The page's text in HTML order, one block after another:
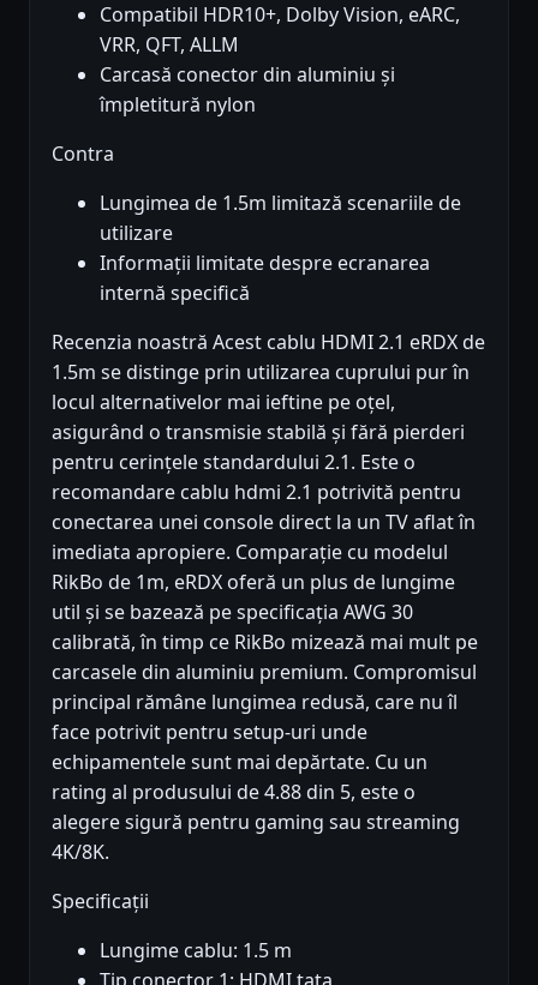
Compatibil HDR10+, Dolby Vision, eARC,
VRR, QFT, ALLM
Carcasă conector din aluminiu și
împletitură nylon
Contra
Lungimea de 1.5m limitază scenariile de
utilizare
Informații limitate despre ecranarea
internă specifică
Recenzia noastră Acest cablu HDMI 2.1 eRDX de
1.5m se distinge prin utilizarea cuprului pur în
locul alternativelor mai ieftine pe oțel,
asigurând o transmisie stabilă și fără pierderi
pentru cerințele standardului 2.1. Este o
recomandare cablu hdmi 2.1 potrivită pentru
conectarea unei console direct la un TV aflat în
imediata apropiere. Comparație cu modelul
RikBo de 1m, eRDX oferă un plus de lungime
util și se bazează pe specificația AWG 30
calibrată, în timp ce RikBo mizează mai mult pe
carcasele din aluminiu premium. Compromisul
principal rămâne lungimea redusă, care nu îl
face potrivit pentru setup-uri unde
echipamentele sunt mai depărtate. Cu un
rating al produsului de 4.88 din 5, este o
alegere sigură pentru gaming sau streaming
4K/8K.
Specificații
Lungime cablu: 1.5 m